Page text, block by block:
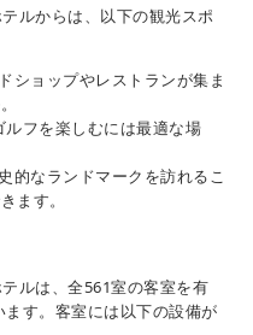
ルからは、以下の観光スポ
ショップやレストランが集ま
ルフを楽しむには最適な場
的なランドマークを訪れるこ
ます。
ルは、全561室の客室を有
す。客室には以下の設備が